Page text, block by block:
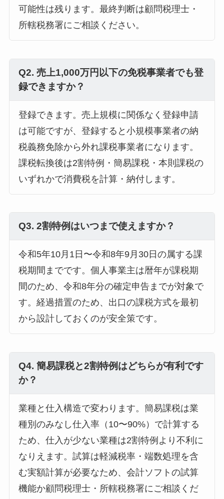
可能性は残ります。最終判断は顧問税理士・
所轄税務署にご相談ください。
Q2. 売上1,000万円以下の免税事業者でも登
録できますか？
登録できます。売上規模に関係なく登録申請
は可能ですが、登録すると小規模事業者の納
税義務免除から外れ課税事業者になります。
課税転換後は2割特例・簡易課税・本則課税の
いずれかで消費税を計算・納付します。
Q3. 2割特例はいつまで使えますか？
令和5年10月1日〜令和8年9月30日の属する課
税期間までです。個人事業主は暦年が課税期
間のため、令和8年分の確定申告までが対象で
す。経過措置のため、出口の課税方式を最初
から設計しておくのが安全策です。
Q4. 簡易課税と2割特例はどちらが有利です
か？
業種と仕入構造で変わります。簡易課税は業
種別のみなし仕入率（10〜90%）で計算する
ため、仕入が少ない業種は2割特例より不利に
なりえます。試算は軽減税率・端数処理を含
む実額計算が必要なため、会計ソフトの試算
機能か顧問税理士・所轄税務署にご相談くだ